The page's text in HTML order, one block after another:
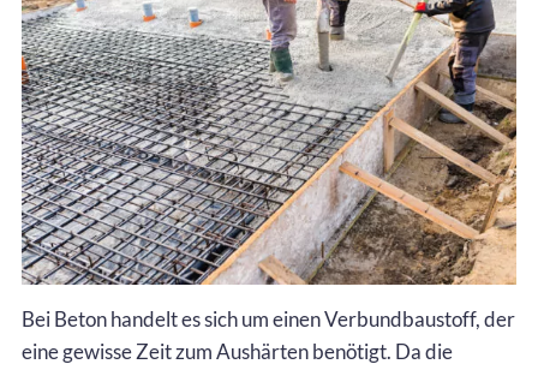
Bei Beton handelt es sich um einen Verbundbaustoff, der
eine gewisse Zeit zum Aushärten benötigt. Da die